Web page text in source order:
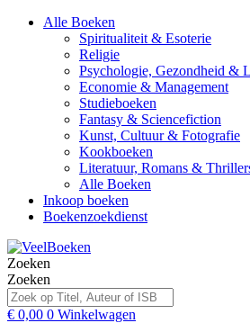
Alle Boeken
Spiritualiteit & Esoterie
Religie
Psychologie, Gezondheid &
Economie & Management
Studieboeken
Fantasy & Sciencefiction
Kunst, Cultuur & Fotografie
Kookboeken
Literatuur, Romans &
Alle Boeken
Inkoop boeken
Boekenzoekdienst
Zoeken
Zoeken
€ 0,00 0 Winkelwagen